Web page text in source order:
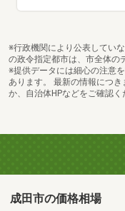
※行政機関により公表してい
の政令指定都市は、市全体の
※提供データには細心の注意
あります。 最新の情報につ
か、自治体HPなどをご確認く
成田市の価格相場